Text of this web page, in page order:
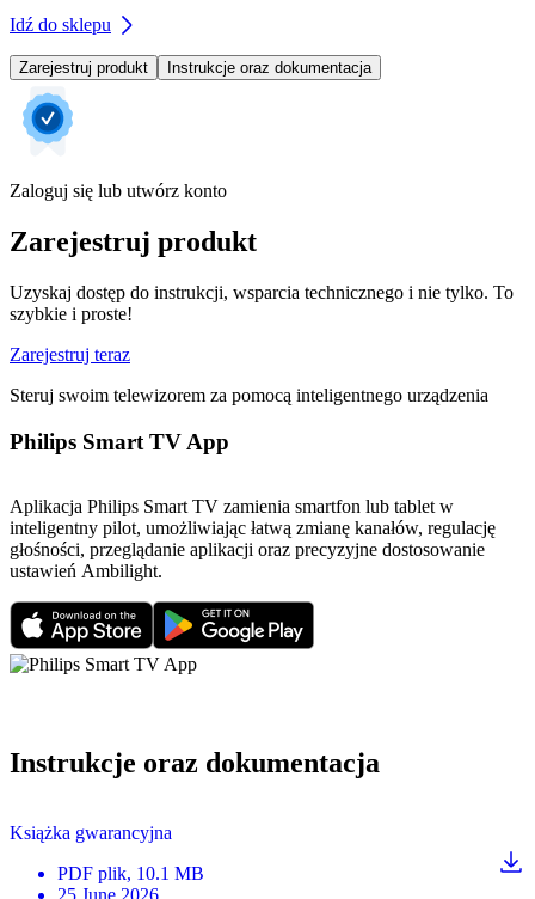
Idź do sklepu
Zarejestruj produkt Instrukcje oraz dokumentacja
Zaloguj się lub utwórz konto
Zarejestruj produkt
Uzyskaj dostęp do instrukcji, wsparcia technicznego i nie tylko. To
szybkie i proste!
Zarejestruj teraz
Steruj swoim telewizorem za pomocą inteligentnego urządzenia
Philips Smart TV App
Aplikacja Philips Smart TV zamienia smartfon lub tablet w
inteligentny pilot, umożliwiając łatwą zmianę kanałów, regulację
głośności, przeglądanie aplikacji oraz precyzyjne dostosowanie
ustawień Ambilight.
Instrukcje oraz dokumentacja
Książka gwarancyjna
PDF plik, 10.1 MB